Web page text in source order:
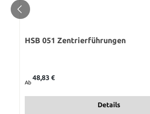
HSB 051 Zentrierführungen
Ab
48,83 €
Details